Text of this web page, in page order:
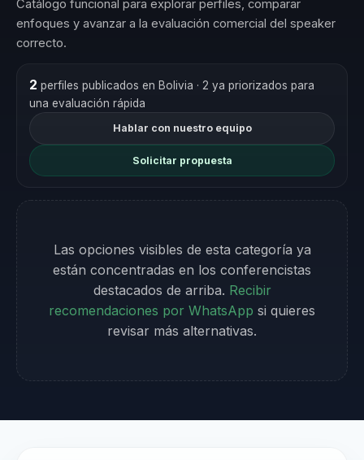
Catálogo funcional para explorar perfiles, comparar
enfoques y avanzar a la evaluación comercial del speaker
correcto.
2 perfiles publicados en Bolivia · 2 ya priorizados para
una evaluación rápida
Hablar con nuestro equipo
Solicitar propuesta
Las opciones visibles de esta categoría ya
están concentradas en los conferencistas
destacados de arriba. Recibir
recomendaciones por WhatsApp si quieres
revisar más alternativas.